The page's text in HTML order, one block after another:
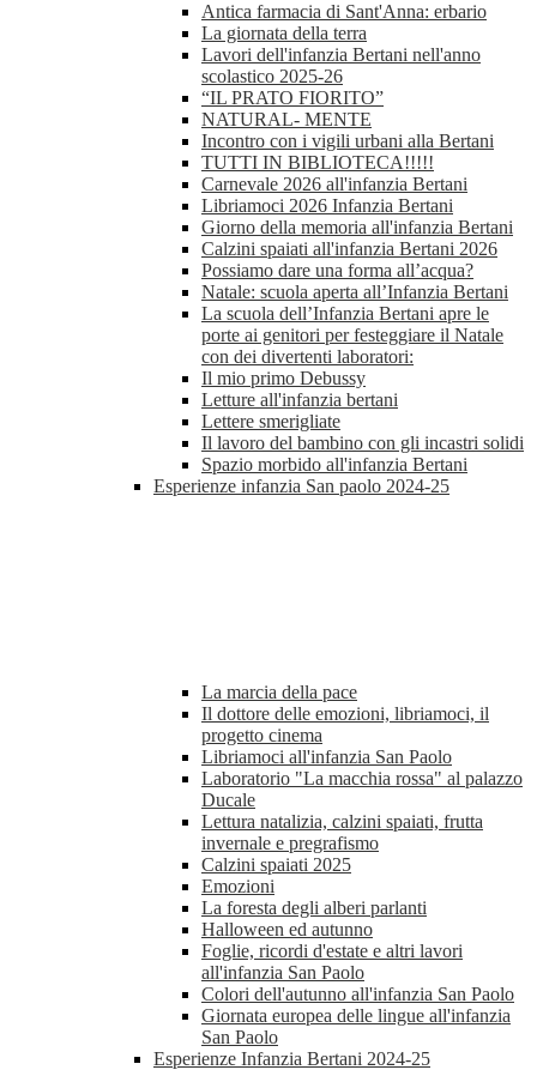
Antica farmacia di Sant'Anna: erbario
La giornata della terra
Lavori dell'infanzia Bertani nell'anno
scolastico 2025-26
“IL PRATO FIORITO”
NATURAL- MENTE
Incontro con i vigili urbani alla Bertani
TUTTI IN BIBLIOTECA!!!!!
Carnevale 2026 all'infanzia Bertani
Libriamoci 2026 Infanzia Bertani
Giorno della memoria all'infanzia Bertani
Calzini spaiati all'infanzia Bertani 2026
Possiamo dare una forma all’acqua?
Natale: scuola aperta all’Infanzia Bertani
La scuola dell’Infanzia Bertani apre le
porte ai genitori per festeggiare il Natale
con dei divertenti laboratori:
Il mio primo Debussy
Letture all'infanzia bertani
Lettere smerigliate
Il lavoro del bambino con gli incastri solidi
Spazio morbido all'infanzia Bertani
Esperienze infanzia San paolo 2024-25
La marcia della pace
Il dottore delle emozioni, libriamoci, il
progetto cinema
Libriamoci all'infanzia San Paolo
Laboratorio "La macchia rossa" al palazzo
Ducale
Lettura natalizia, calzini spaiati, frutta
invernale e pregrafismo
Calzini spaiati 2025
Emozioni
La foresta degli alberi parlanti
Halloween ed autunno
Foglie, ricordi d'estate e altri lavori
all'infanzia San Paolo
Colori dell'autunno all'infanzia San Paolo
Giornata europea delle lingue all'infanzia
San Paolo
Esperienze Infanzia Bertani 2024-25